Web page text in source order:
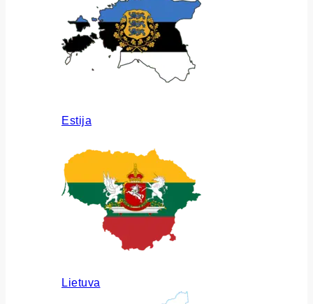
Estija
Lietuva